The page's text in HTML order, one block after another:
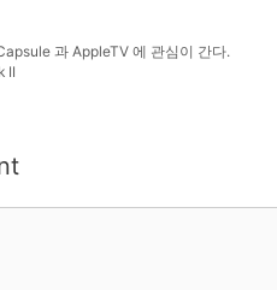
과 AppleTV 에 관심이 간다.
II